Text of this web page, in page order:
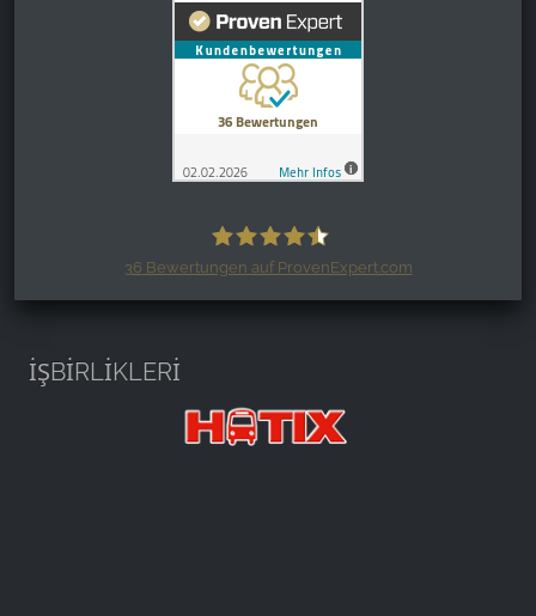
36 Bewertungen auf ProvenExpert.com
İŞBİRLİKLERİ